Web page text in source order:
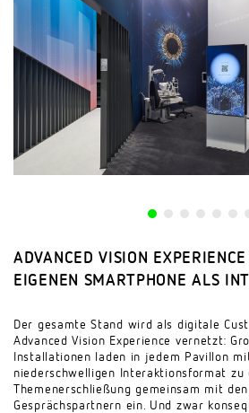
ADVANCED VISION
EIGENEN SMARTPHONE ALS
Der gesamte Stand wird als digitale
Advanced Vision Experience vernetzt:
Installationen laden in jedem Pavillon
niederschwelligen Interaktionsformat zu
Themenerschließung gemeinsam mit
Gesprächspartnern ein. Und zwar